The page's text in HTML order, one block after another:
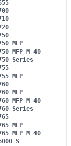
MFP
MFP M 40
Series
MFP
MFP
MFP M 40
Series
MFP
MFP M 40
S